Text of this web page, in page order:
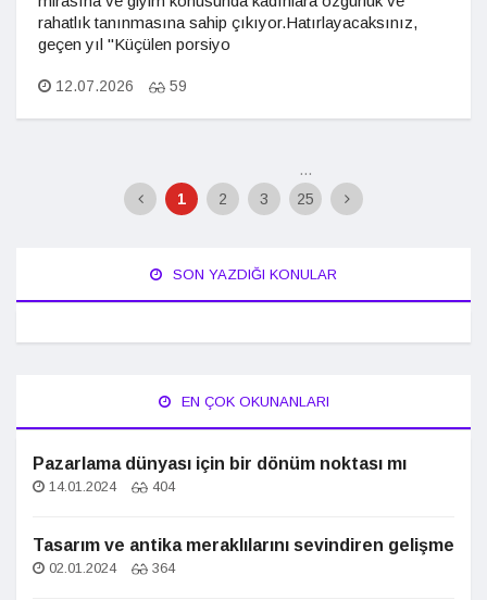
rahatlık tanınmasına sahip çıkıyor.Hatırlayacaksınız,
geçen yıl "Küçülen porsiyo
12.07.2026 59
1 2 3
...
25
SON YAZDIĞI KONULAR
EN ÇOK OKUNANLARI
Pazarlama dünyası için bir dönüm noktası mı
14.01.2024 404
Tasarım ve antika meraklılarını sevindiren gelişme
02.01.2024 364